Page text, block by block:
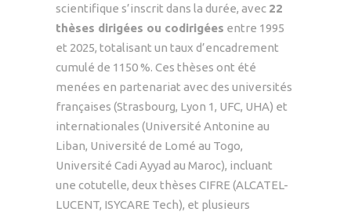
scientifique s’inscrit dans la durée, avec 22
thèses dirigées ou codirigées entre 1995
et 2025, totalisant un taux d’encadrement
cumulé de 1150 %. Ces thèses ont été
menées en partenariat avec des universités
françaises (Strasbourg, Lyon 1, UFC, UHA) et
internationales (Université Antonine au
Liban, Université de Lomé au Togo,
Université Cadi Ayyad au Maroc), incluant
une cotutelle, deux thèses CIFRE (ALCATEL-
LUCENT, ISYCARE Tech), et plusieurs